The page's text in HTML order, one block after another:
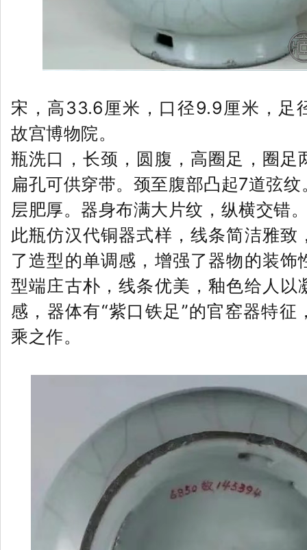
宋，高33.6厘米，口径9.9厘米，足
故宫博物院。
瓶洗口，长颈，圆腹，高圈足，圈足
扁孔可供穿带。颈至腹部凸起7道弦
层肥厚。器身布满大片纹，纵横交错
此瓶仿汉代铜器式样，线条简洁雅致
了造型的单调感，增强了器物的装饰
型端庄古朴，线条优美，釉色给人以
感，器体有“紫口铁足”的官窑器特征
乘之作。